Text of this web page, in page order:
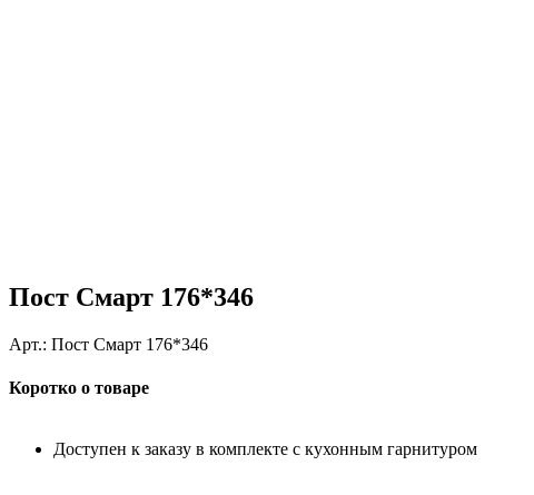
Пост Смарт 176*346
Арт.: Пост Смарт 176*346
Коротко о товаре
Доступен к заказу в комплекте с кухонным гарнитуром